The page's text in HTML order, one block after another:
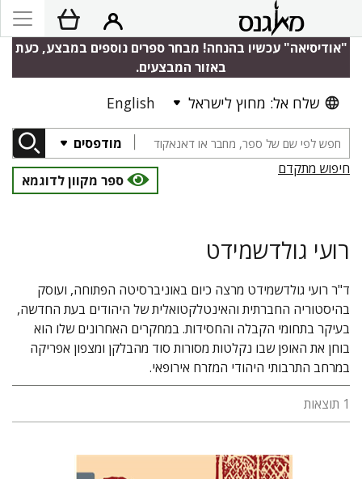
"אודיסיאה" עכשיו בהנחה! מבחר ספרים נוספים במבצע, כעת
באזור המבצעים.
שלח אל: מחוץ לישראל English
מודפסים
חיפוש מתקדם
ספר מקוון לדוגמא
רועי גולדשמידט
ד"ר רועי גולדשמידט מרצה כיום באוניברסיטה הפתוחה, ועוסק
בהיסטוריה החברתית והאינטלקטואלית של היהודים בעת החדשה,
בעיקר בתחומי הקבלה והחסידות. במחקרים האחרונים שלו הוא
בוחן את האופן שבו נקלטות מסורות סוד מהבלקן ומצפון אפריקה
במרחב התרבותי היהודי המזרח אירופאי.
1 תוצאות